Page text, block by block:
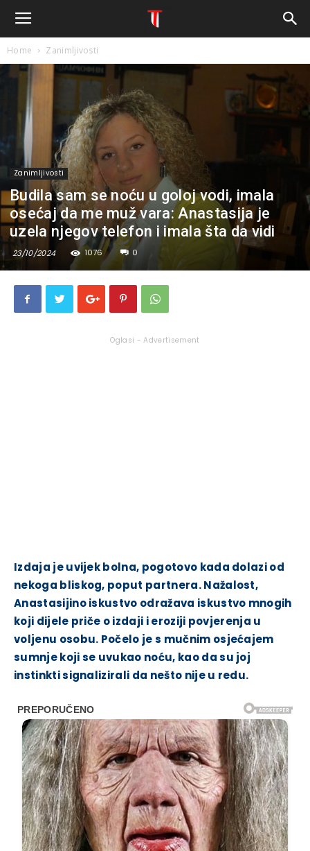
Home Zanimljivosti
Zanimljivosti
Budila sam se noću u goloj vodi, imala
osećaj da me muž vara: Anastasija je
uzela njegov telefon i imala šta da vidi
23/10/2024 1076 0
Oglasi - Advertisement
Izdaja je uvijek bolna, pogotovo kada dolazi od
nekoga bliskog, poput partnera. Nažalost,
Anastasijino iskustvo odražava iskustvo mnogih
koji dijele priče o izdaji i eroziji povjerenja u
voljenu osobu. Počelo je s mučnim osjećajem
sumnje koji se uvukao noću, kao da su joj
instinkti signalizirali da nešto nije u redu.